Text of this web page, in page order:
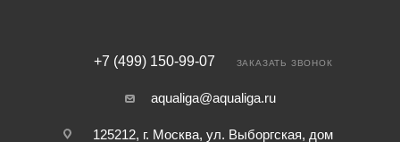
+7 (499) 150-99-07 ЗАКАЗАТЬ ЗВОНОК
aqualiga@aqualiga.ru
125212, г. Москва, ул. Выборгская, дом